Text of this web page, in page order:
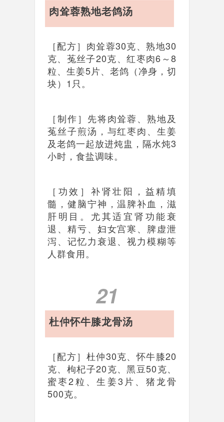
肉耸蓉熟地老鸽汤
［配方］肉耸蓉30克、熟地30
克、菟丝子20克、红枣肉6～8
粒、生姜5片、老鸽（净身，切
块）1只。
［制作］先将肉耸蓉、熟地及
菟丝子煎汤，与红枣肉、生姜
及老鸽一起放进炖盅，隔水炖3
小时，食盐调味。
［功效］补肾壮阳，益精填
髓，健脑宁神，温脾补血，滋
肝明目。尤其适宜肾功能衰
退、精亏、妇女宫寒、脾虚泄
泻、记忆力衰退、视力模糊等
人群食用。
21
杜仲怀牛膝龙骨汤
［配方］杜仲30克、怀牛膝20
克、枸杞子20克、黑豆50克、
蜜枣2粒、生姜3片、猪龙骨
500克。